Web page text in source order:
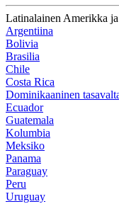
Latinalainen Amerikka
Argentiina
Bolivia
Brasilia
Chile
Costa Rica
Dominikaaninen
Ecuador
Guatemala
Kolumbia
Meksiko
Panama
Paraguay
Peru
Uruguay